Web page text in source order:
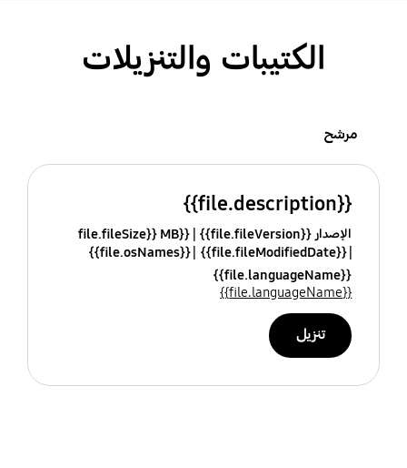
الكتيبات والتنزيلات
مرشح
{{file.description}}
الإصدار {{file.fileVersion}}
{{file.fileSize}} MB
{{file.fileModifiedDate}}
{{file.osNames}}
{{file.languageName}}
{{file.languageName}}
تنزيل